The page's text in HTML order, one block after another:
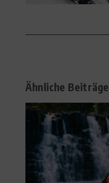
Ähnliche Beiträge